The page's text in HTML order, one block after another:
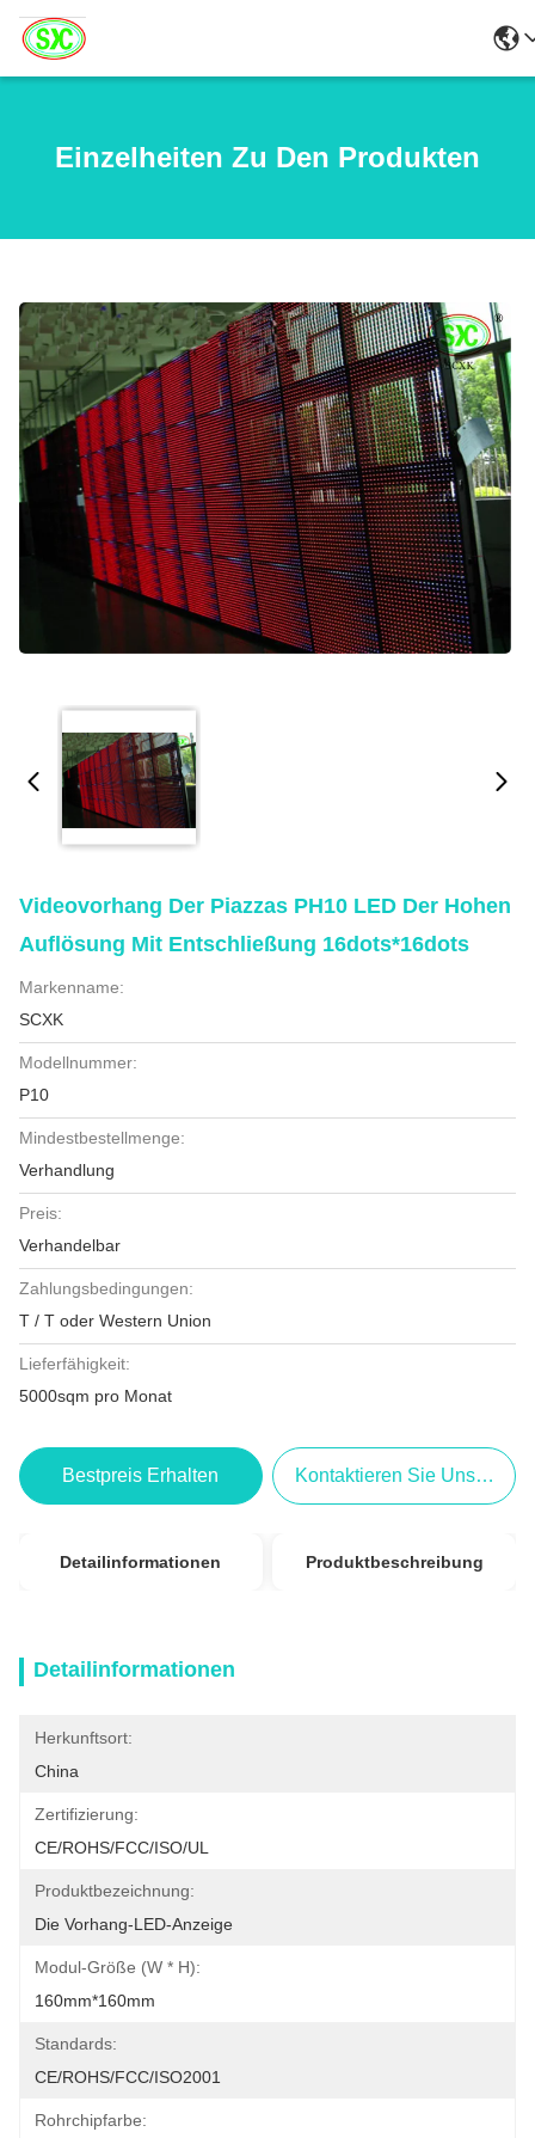
Einzelheiten Zu Den Produkten
Videovorhang Der Piazzas PH10 LED Der Hohen
Auflösung Mit Entschließung 16dots*16dots
Markenname:
SCXK
Modellnummer:
P10
Mindestbestellmenge:
Verhandlung
Preis:
Verhandelbar
Zahlungsbedingungen:
T / T oder Western Union
Lieferfähigkeit:
5000sqm pro Monat
Bestpreis Erhalten Kontaktieren Sie Uns Jetzt
Detailinformationen Produktbeschreibung
Detailinformationen
Herkunftsort:
China
Zertifizierung:
CE/ROHS/FCC/ISO/UL
Produktbezeichnung:
Die Vorhang-LED-Anzeige
Modul-Größe (W * H):
160mm*160mm
Standards:
CE/ROHS/FCC/ISO2001
Rohrchipfarbe: